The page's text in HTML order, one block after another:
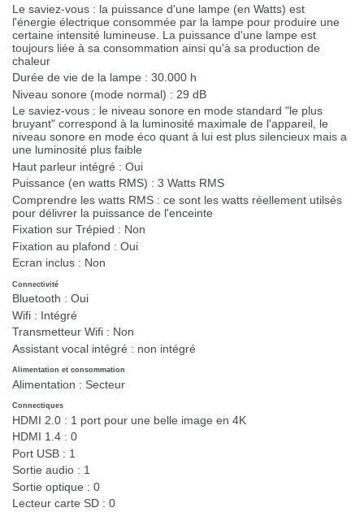
Le saviez-vous : la puissance d'une lampe (en Watts) est
l'énergie électrique consommée par la lampe pour produire une
certaine intensité lumineuse. La puissance d'une lampe est
toujours liée à sa consommation ainsi qu'à sa production de
chaleur
Durée de vie de la lampe : 30.000 h
Niveau sonore (mode normal) : 29 dB
Le saviez-vous : le niveau sonore en mode standard "le plus
bruyant" correspond à la luminosité maximale de l'appareil, le
niveau sonore en mode éco quant à lui est plus silencieux mais a
une luminosité plus faible
Haut parleur intégré : Oui
Puissance (en watts RMS) : 3 Watts RMS
Comprendre les watts RMS : ce sont les watts réellement utilsés
pour délivrer la puissance de l'enceinte
Fixation sur Trépied : Non
Fixation au plafond : Oui
Ecran inclus : Non
Connectivité
Bluetooth : Oui
Wifi : Intégré
Transmetteur Wifi : Non
Assistant vocal intégré : non intégré
Alimentation et consommation
Alimentation : Secteur
Connectiques
HDMI 2.0 : 1 port pour une belle image en 4K
HDMI 1.4 : 0
Port USB : 1
Sortie audio : 1
Sortie optique : 0
Lecteur carte SD : 0